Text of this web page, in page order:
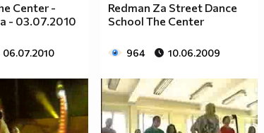
Center -
- 03.07.2010
06.07.2010
Redman Za Street Dance
School The Center
964 10.06.2009